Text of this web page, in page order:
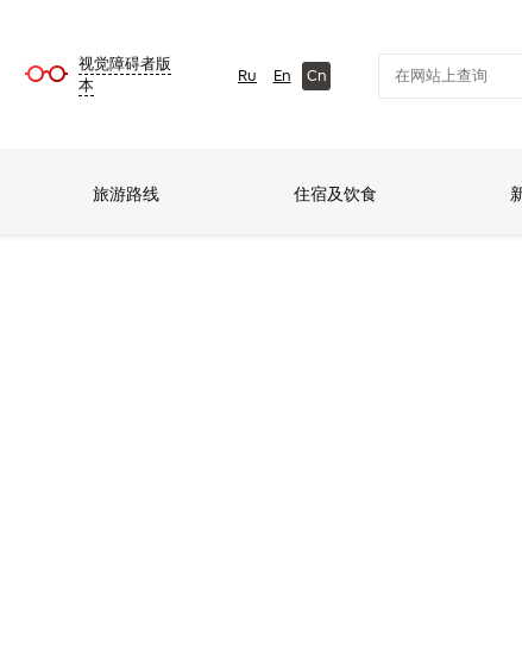
视觉障碍者版
本
Ru En Cn
旅游路线 住宿及饮食